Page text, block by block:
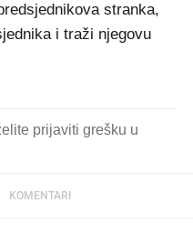
stranka,
i traži njegovu
prijaviti grešku u
KOMENTARI